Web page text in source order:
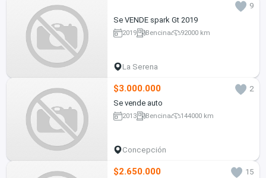
9
Se VENDE spark Gt 2019
2019 Bencina 92000 km
La Serena
$3.000.000
2
Se vende auto
2013 Bencina 144000 km
Concepción
$2.650.000
15